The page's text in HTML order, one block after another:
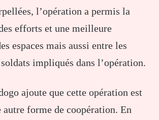
l’opération a permis la
efforts et une meilleure
espaces mais aussi entre les
impliqués dans l’opération.
ajoute que cette opération est
autre forme de coopération. En